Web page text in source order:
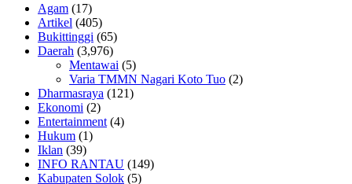
Agam (17)
Artikel (405)
Bukittinggi (65)
Daerah (3,976)
Mentawai (5)
Varia TMMN Nagari Koto Tuo (2)
Dharmasraya (121)
Ekonomi (2)
Entertainment (4)
Hukum (1)
Iklan (39)
INFO RANTAU (149)
Kabupaten Solok (5)